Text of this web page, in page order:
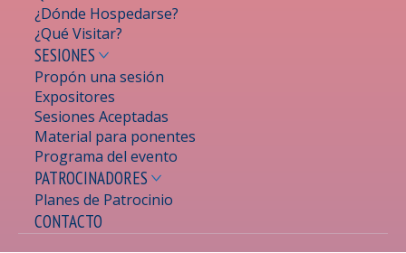
¿Dónde Hospedarse?
¿Qué Visitar?
SESIONES
Propón una sesión
Expositores
Sesiones Aceptadas
Material para ponentes
Programa del evento
PATROCINADORES
Planes de Patrocinio
CONTACTO